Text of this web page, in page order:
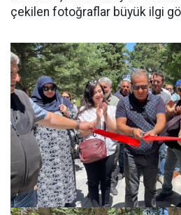
çekilen fotoğraflar büyük ilgi